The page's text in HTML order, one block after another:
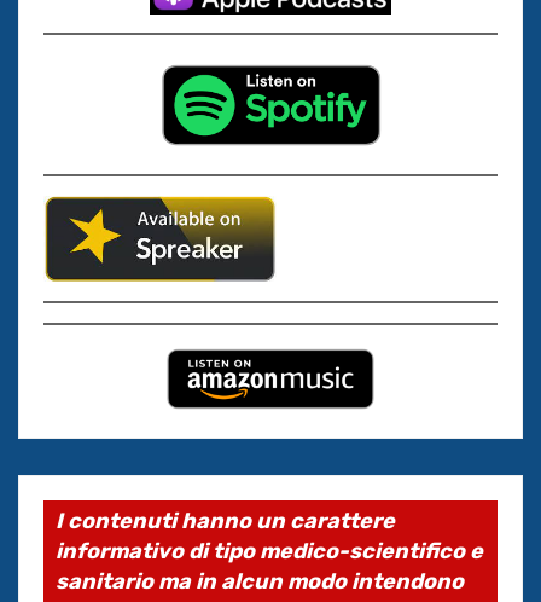
I contenuti hanno un carattere
informativo di tipo medico-scientifico e
sanitario ma in alcun modo intendono